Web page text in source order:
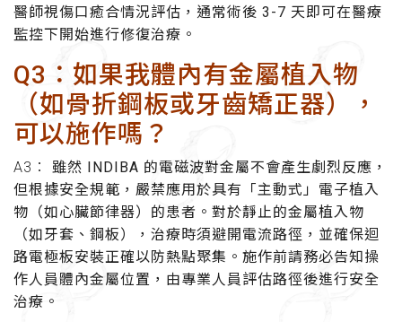
醫師視傷口癒合情況評估，通常術後 3-7 天即可在醫療
監控下開始進行修復治療。
Q3：如果我體內有金屬植入物
（如骨折鋼板或牙齒矯正器），
可以施作嗎？
A3：
雖然 INDIBA 的電磁波對金屬不會產生劇烈反應，
但根據安全規範，嚴禁應用於具有「主動式」電子植入
物（如心臟節律器）的患者。對於靜止的金屬植入物
（如牙套、鋼板），治療時須避開電流路徑，並確保迴
路電極板安裝正確以防熱點聚集。施作前請務必告知操
作人員體內金屬位置，由專業人員評估路徑後進行安全
治療。